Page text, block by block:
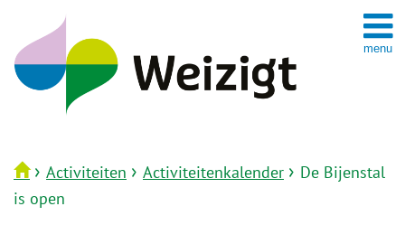
naar
inhoud
› Activiteiten › Activiteitenkalender › De Bijenstal
is open